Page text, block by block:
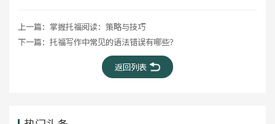
上一篇： 掌握托福阅读：策略与技巧
下一篇： 托福写作中常见的语法错误有哪些？
返回列表